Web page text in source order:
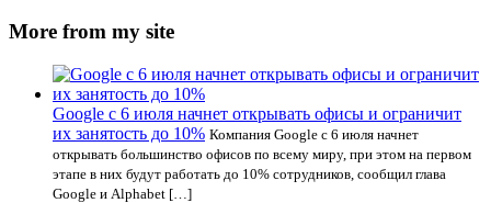
More from my site
Google c 6 июля начнет открывать офисы и ограничит
их занятость до 10% Компания Google с 6 июля начнет
открывать большинство офисов по всему миру, при этом на первом
этапе в них будут работать до 10% сотрудников, сообщил глава
Google и Alphabet […]